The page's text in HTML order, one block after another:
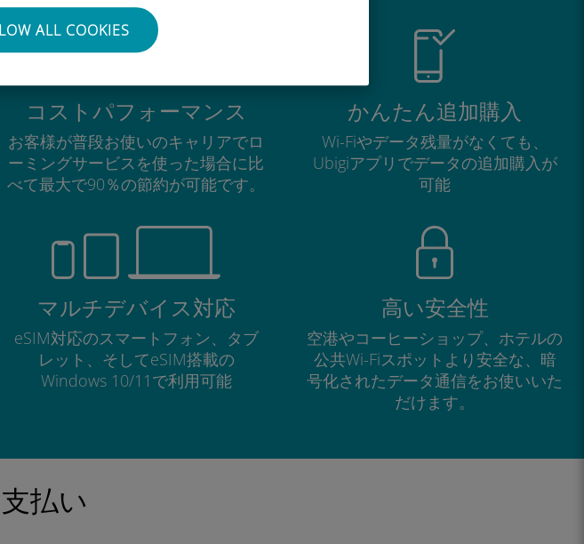
ALL COOKIES
コストパフォーマンス
お客様が普段お使いのキャリアでロ
ーミングサービスを使った場合に比
べて最大で90％の節約が可能です。
かんたん追加購入
Wi-Fiやデータ残量がなくても、
Ubigiアプリでデータの追加購入が
可能
マルチデバイス対応
eSIM対応のスマートフォン、タブ
レット、そしてeSIM搭載の
Windows 10/11で利用可能
高い安全性
空港やコーヒーショップ、ホテルの
公共Wi-Fiスポットより安全な、暗
号化されたデータ通信をお使いいた
だけます。
払い